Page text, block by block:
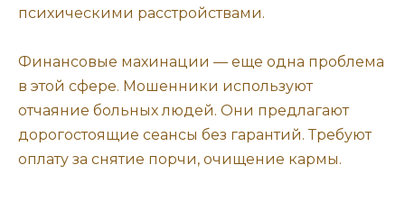
психическими расстройствами.
Финансовые махинации — еще одна проблема
в этой сфере. Мошенники используют
отчаяние больных людей. Они предлагают
дорогостоящие сеансы без гарантий. Требуют
оплату за снятие порчи, очищение кармы.